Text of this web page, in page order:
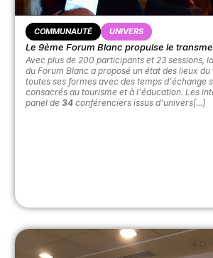
COMMUNAUTÉ UNIVERS
Le 9ème Forum Blanc propulse le
Avec plus de 200 participants et 23 sessions,
du Forum Blanc a proposé un état des lieux
toutes ses formes avec des temps d'échange
consacrés au tourisme et à l'éducation. Les
panel de 34 conférenciers issus d'univers[...]